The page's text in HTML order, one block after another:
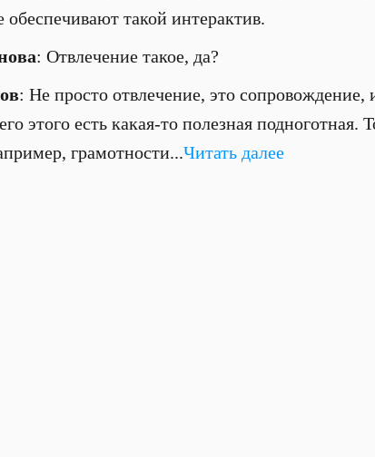
обеспечивают такой интерактив.
: Отвлечение такое, да?
: Не просто отвлечение, это сопровождение,
этого есть какая-то полезная подноготная.
грамотности...Читать далее